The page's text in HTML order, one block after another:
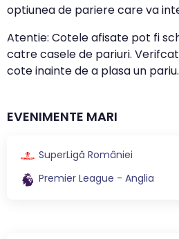
optiunea de pariere care va
Atentie: Cotele afisate pot fi
catre casele de pariuri.
cote inainte de a plasa un pariu.
EVENIMENTE MARI
SuperLigă României
Premier League - Anglia